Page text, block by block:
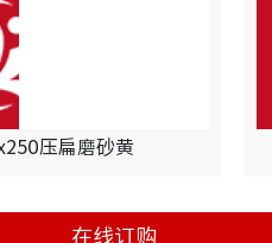
压扁磨砂黄
在线订购